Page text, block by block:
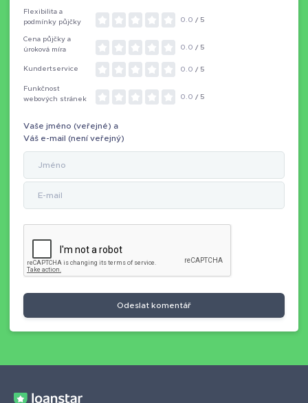
Flexibilita a
podmínky půjčky
0.0 / 5
Cena půjčky a
úroková míra
0.0 / 5
Kundertservice 0.0 / 5
Funkčnost
webových stránek
0.0 / 5
Vaše jméno (veřejné) a
Váš e-mail (není veřejný)
Odeslat komentář